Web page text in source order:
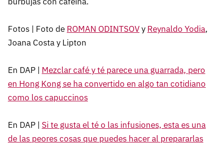
Fotos | Foto de ROMAN ODINTSOVy Reynaldo Yodia,
Joana Costa y Lipton
En DAP | Mezclar café y té parece una guarrada, pero
en Hong Kong se ha convertido en algo tan cotidiano
como los capuccinos
En DAP | Si te gusta el té o las infusiones, esta es una
de las peores cosas que puedes hacer al prepararlas